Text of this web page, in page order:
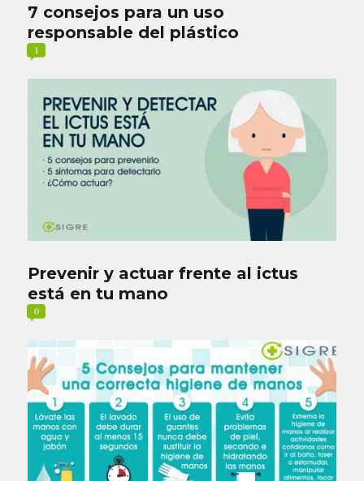
7 consejos para un uso
responsable del plástico
1
Prevenir y actuar frente al ictus
está en tu mano
0